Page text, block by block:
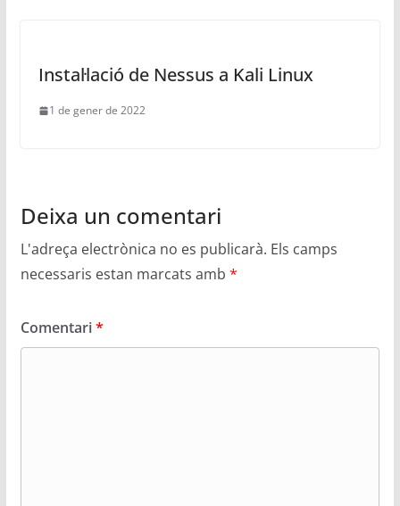
Instal·lació de Nessus a Kali Linux
1 de gener de 2022
Deixa un comentari
L'adreça electrònica no es publicarà. Els camps
necessaris estan marcats amb *
Comentari*